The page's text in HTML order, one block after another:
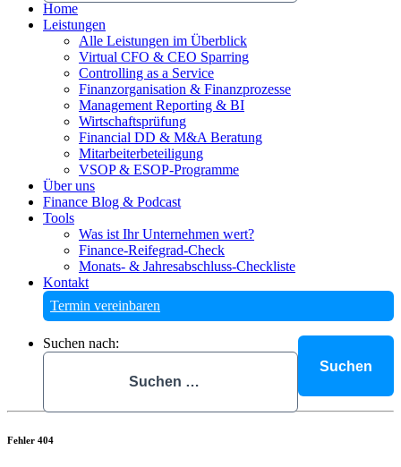
Home
Leistungen
Alle Leistungen im Überblick
Virtual CFO & CEO Sparring
Controlling as a Service
Finanzorganisation & Finanzprozesse
Management Reporting & BI
Wirtschaftsprüfung
Financial DD & M&A Beratung
Mitarbeiterbeteiligung
VSOP & ESOP-Programme
Über uns
Finance Blog & Podcast
Tools
Was ist Ihr Unternehmen wert?
Finance-Reifegrad-Check
Monats- & Jahresabschluss-Checkliste
Kontakt
Termin vereinbaren
Suchen nach:
Fehler 404